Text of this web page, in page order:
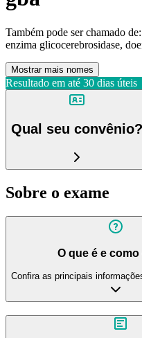
Também pode ser chamado de:
enzima glicocerebrosidase,
Mostrar mais nomes
Resultado em até 30 dias úteis
Qual seu convênio?
Sobre o exame
O que é e como
Confira as principais